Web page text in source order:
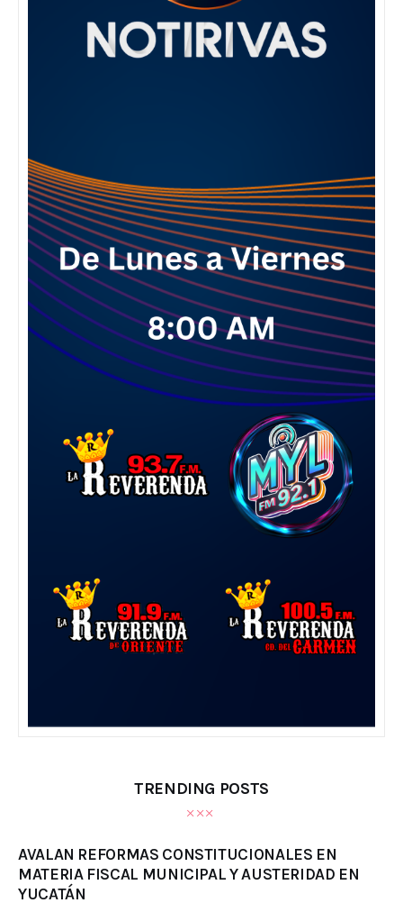
TRENDING POSTS
AVALAN REFORMAS CONSTITUCIONALES EN
MATERIA FISCAL MUNICIPAL Y AUSTERIDAD EN
YUCATÁN